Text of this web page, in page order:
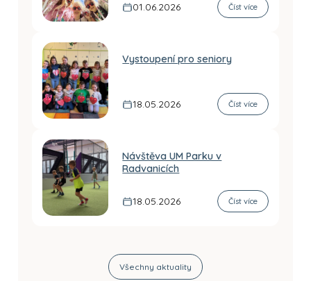
01.06.2026 Číst více
Vystoupení pro seniory
18.05.2026 Číst více
Návštěva UM Parku v
Radvanicích
18.05.2026 Číst více
Všechny aktuality